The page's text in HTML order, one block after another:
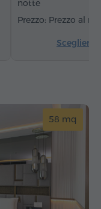
Tè/Caffè
notte
Prezzo al
Scegliere
58 mq